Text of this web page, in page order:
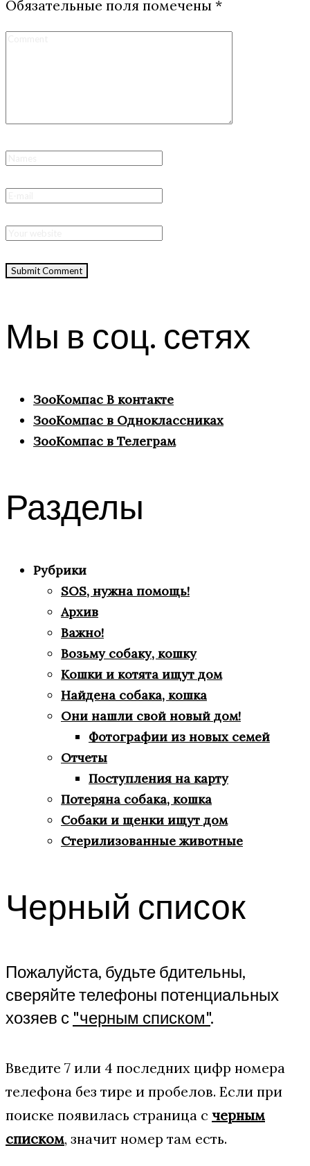
Обязательные поля помечены *
Мы в соц. сетях
ЗооКомпас В контакте
ЗооКомпас в Одноклассниках
ЗооКомпас в Телеграм
Разделы
Рубрики
SOS, нужна помощь!
Архив
Важно!
Возьму собаку, кошку
Кошки и котята ищут дом
Найдена собака, кошка
Они нашли свой новый дом!
Фотографии из новых семей
Отчеты
Поступления на карту
Потеряна собака, кошка
Собаки и щенки ищут дом
Стерилизованные животные
Черный список
Пожалуйста, будьте бдительны,
сверяйте телефоны потенциальных
хозяев с "черным списком".
Введите 7 или 4 последних цифр номера
телефона без тире и пробелов. Если при
поиске появилась страница с черным
списком, значит номер там есть.